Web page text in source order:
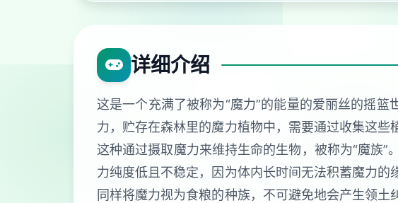
详细介绍
这是一个充满了被称为“魔力”的能量的爱丽丝的摇
力，贮存在森林里的魔力植物中，需要通过收集这些
这种通过摄取魔力来维持生命的生物，被称为“魔族
力纯度低且不稳定，因为体内长时间无法积蓄魔力
同样将魔力视为食粮的种族，不可避免地会产生领